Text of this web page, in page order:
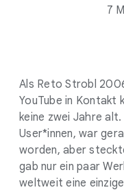
7
Als Reto Strobl
YouTube in Kontakt
keine zwei Jahre
User*innen, war
worden, aber
gab nur ein paar
weltweit eine